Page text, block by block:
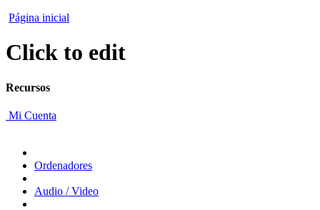
Página inicial
Click to edit
Recursos
Mi Cuenta
Ordenadores
Audio / Video